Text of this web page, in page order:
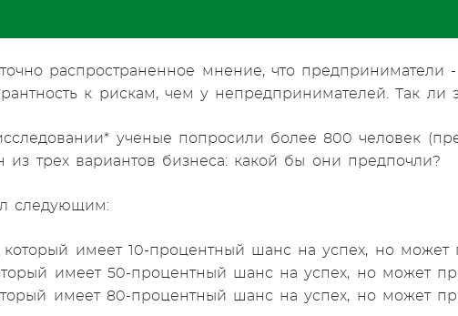
распространенное мнение, что
к рискам, чем у непредпринимателей. Так ли
ученые попросили более 800 человек
из трех вариантов бизнеса: какой бы они предпочли?
следующим:
который имеет 10-процентный шанс на успех, но
имеет 50-процентный шанс на успех, но может
имеет 80-процентный шанс на успех, но может